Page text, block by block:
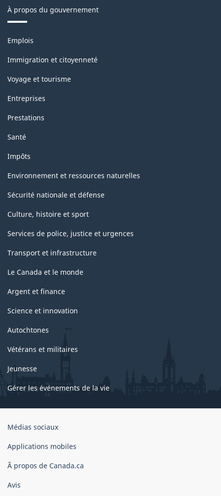
ARCHIVÉ
505.75
À propos du gouvernement
Thèmes
sujets
Emplois
Immigration et citoyenneté
Voyage et tourisme
Entreprises
Prestations
Santé
Impôts
Environnement et ressources naturelles
Sécurité nationale et défense
Culture, histoire et sport
Services de police, justice et urgences
Transport et infrastructure
Le Canada et le monde
Argent et finance
Science et innovation
Autochtones
Vétérans et militaires
Jeunesse
Gérer les événements de la vie
Organisation
gouvernement
Canada
Médias sociaux
Applications mobiles
Ã propos de Canada.ca
Avis